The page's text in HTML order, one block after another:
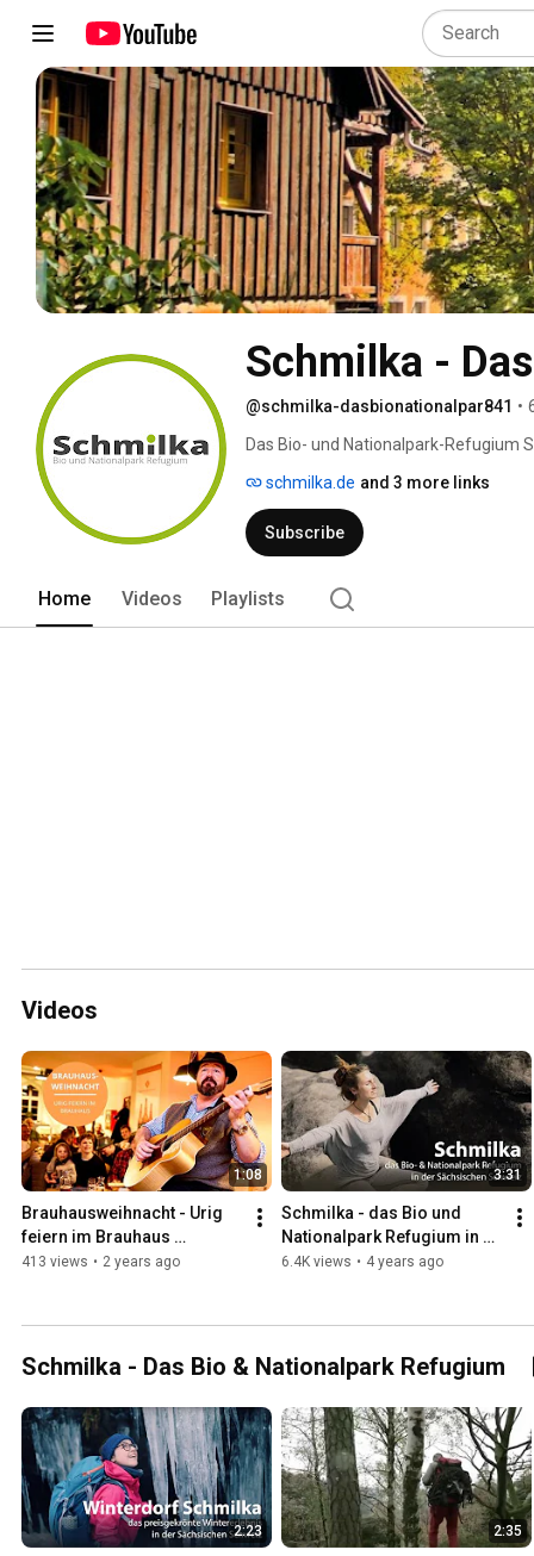
Schmilka -
@schmilka-dasbionationalpar841 •
Das Bio- und Nationalpark-Refugium
wir zahlreiche
Freizeitangebote. Als Mitglied der
gesunden Lebensstils, der
schmilka.de and 3 more links
Subscribe
Home Videos Playlists
Videos
1:08
Brauhausweihnacht - Urig
feiern im Brauhaus
Schmilka
413 views • 2 years ago
3:31
Schmilka - das Bio und
Nationalpark Refugium in
der Sächsischen Schweiz
6.4K views • 4 years ago
Schmilka - Das Bio & Nationalpark Refugium
2:23 2:35